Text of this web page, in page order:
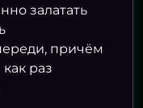
залатать
причём
раз